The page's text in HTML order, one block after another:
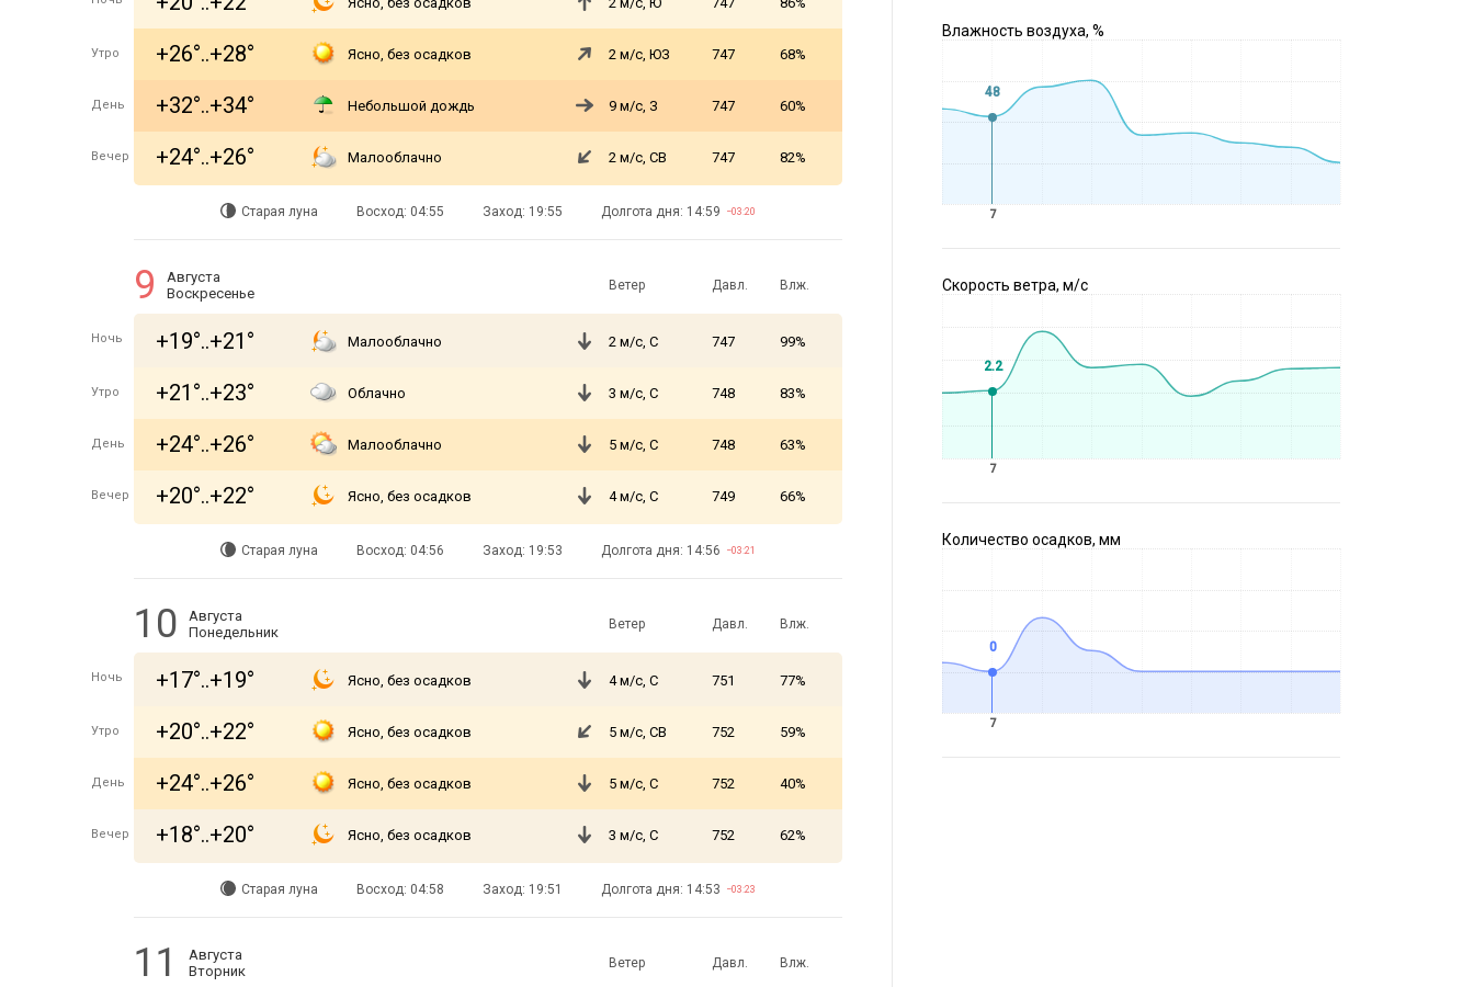
Утро +26°..+28° Ясно, без осадков 2 м/с, ЮЗ 747 68%
День +32°..+34° Небольшой дождь 9 м/с, З 747 60%
Вечер +24°..+26° Малооблачно 2 м/с, СВ 747 82%
Старая луна Восход: 04:55 Заход: 19:55 Долгота дня: 14:59 −03:20
9
Августа
Воскресенье
Ветер Давл. Влж.
Ночь +19°..+21° Малооблачно 2 м/с, С 747 99%
Утро +21°..+23° Облачно 3 м/с, С 748 83%
День +24°..+26° Малооблачно 5 м/с, С 748 63%
Вечер +20°..+22° Ясно, без осадков 4 м/с, С 749 66%
Старая луна Восход: 04:56 Заход: 19:53 Долгота дня: 14:56 −03:21
10
Августа
Понедельник
Ветер Давл. Влж.
Ночь +17°..+19° Ясно, без осадков 4 м/с, С 751 77%
Утро +20°..+22° Ясно, без осадков 5 м/с, СВ 752 59%
День +24°..+26° Ясно, без осадков 5 м/с, С 752 40%
Вечер +18°..+20° Ясно, без осадков 3 м/с, С 752 62%
Старая луна Восход: 04:58 Заход: 19:51 Долгота дня: 14:53 −03:23
11
Августа
Вторник
Ветер Давл. Влж.
Влажность воздуха, %
48
7
Скорость ветра, м/с
2.2
7
Количество осадков, мм
0
7